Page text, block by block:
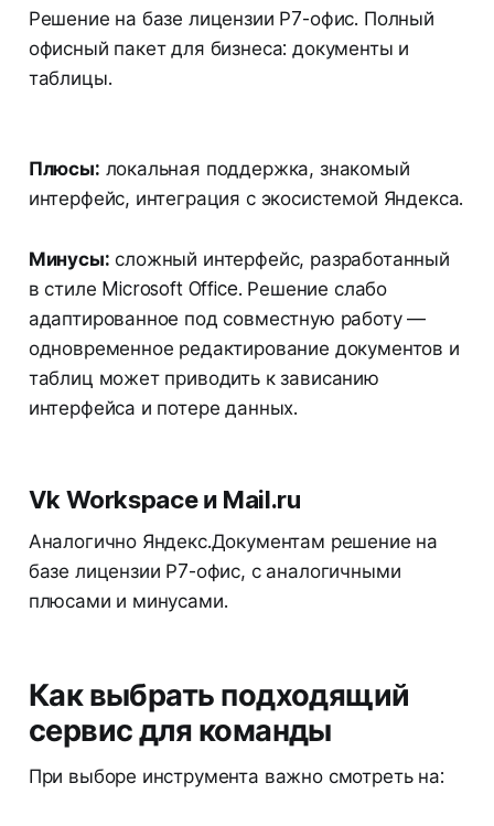
Решение на базе лицензии Р7-офис. Полный
офисный пакет для бизнеса: документы и
таблицы.
Плюсы: локальная поддержка, знакомый
интерфейс, интеграция с экосистемой Яндекса.
Минусы: сложный интерфейс, разработанный
в стиле Microsoft Office. Решение слабо
адаптированное под совместную работу —
одновременное редактирование документов и
таблиц может приводить к зависанию
интерфейса и потере данных.
Vk Workspace и Mail.ru
Аналогично Яндекс.Документам решение на
базе лицензии Р7-офис, с аналогичными
плюсами и минусами.
Как выбрать подходящий
сервис для команды
При выборе инструмента важно смотреть на: